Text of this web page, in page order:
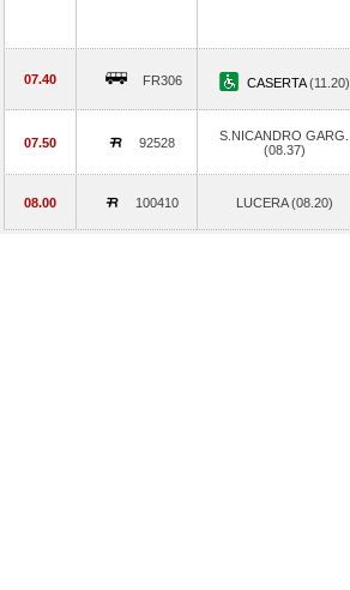
07.40 FR306 CASERTA(11.20)
07.50 92528
S.NICANDRO GARG.
(08.37)
08.00 100410 LUCERA (08.20)